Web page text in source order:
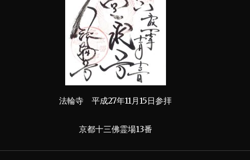
法輪寺 平成27年11月15日参拝
京都十三佛霊場13番